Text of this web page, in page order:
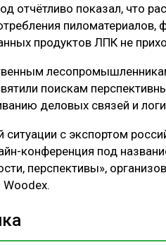
отчётливо показал, что
пиломатериалов,
продуктов ЛПК не
поискам
деловых связей и
с экспортом
конференция под
перспективы»,